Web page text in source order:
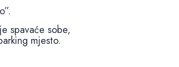
spavaće sobe,
mjesto.